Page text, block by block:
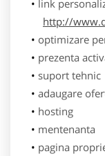
link
http://
optimizare
prezenta
suport tehnic
adaugare
hosting
mentenanta
pagina